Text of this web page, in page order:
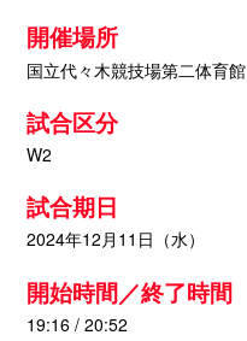
開催場所
国立代々木競技場第二体育館
試合区分
W2
試合期日
2024年12月11日（水）
開始時間／終了時間
19:16 / 20:52